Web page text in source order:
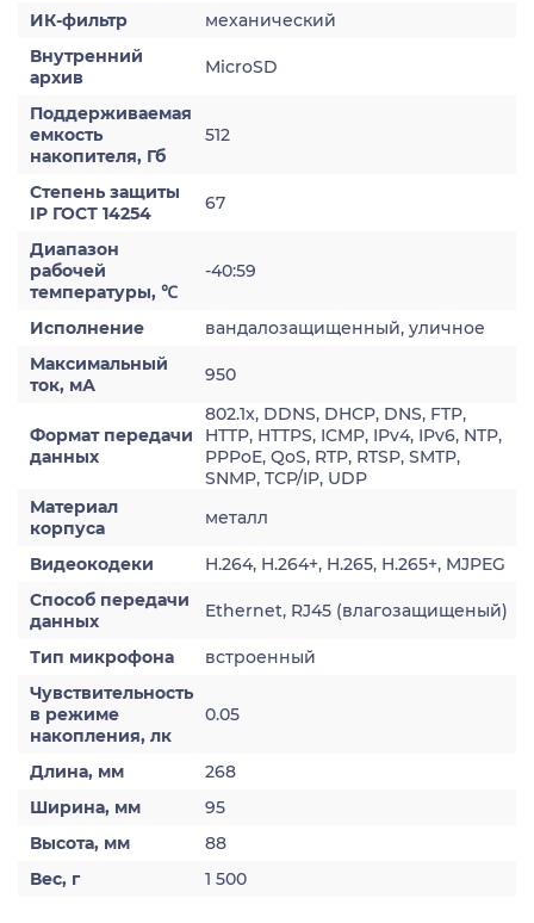
ИК-фильтр
механический
Внутренний
архив
MicroSD
Поддерживаемая
емкость
накопителя, Гб
512
Степень защиты
IP ГОСТ 14254
67
Диапазон
рабочей
температуры, ℃
-40:59
Исполнение
вандалозащищенный, уличное
Максимальный
ток, мА
950
Формат передачи
данных
802.1x, DDNS, DHCP, DNS, FTP,
HTTP, HTTPS, ICMP, IPv4, IPv6, NTP,
PPPoE, QoS, RTP, RTSP, SMTP,
SNMP, TCP/IP, UDP
Материал
корпуса
металл
Видеокодеки
H.264, H.264+, H.265, H.265+, MJPEG
Способ передачи
данных
Ethernet, RJ45 (влагозащищеный)
Тип микрофона
встроенный
Чувствительность
в режиме
накопления, лк
0.05
Длина, мм
268
Ширина, мм
95
Высота, мм
88
Вес, г
1 500